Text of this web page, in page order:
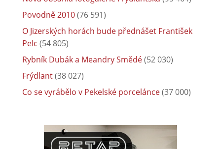
Povodně 2010(76 591)
O Jizerských horách bude přednášet František
Pelc (54 805)
Rybník Dubák a Meandry Smědé(52 030)
Frýdlant(38 027)
Co se vyrábělo v Pekelské porcelánce(37 000)